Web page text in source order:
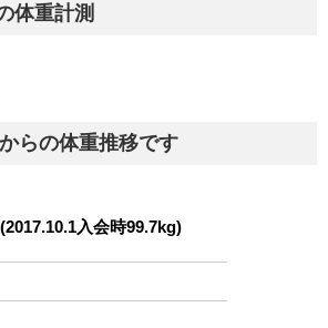
体重計測
らの体重推移です
入会時99.7kg)